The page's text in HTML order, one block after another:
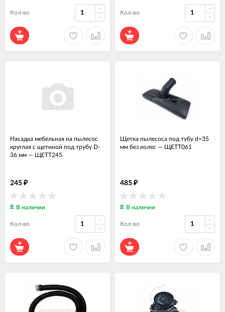
Кол-во Кол-во
Насадка мебельная на пылесос
круглая с щетиной под трубу D-
36 мм — ЩЕТТ245
245 ₽
В наличии
Кол-во
Щетка пылесоса под тубу d=35
мм без колес — ЩЕТТ061
485 ₽
В наличии
Кол-во